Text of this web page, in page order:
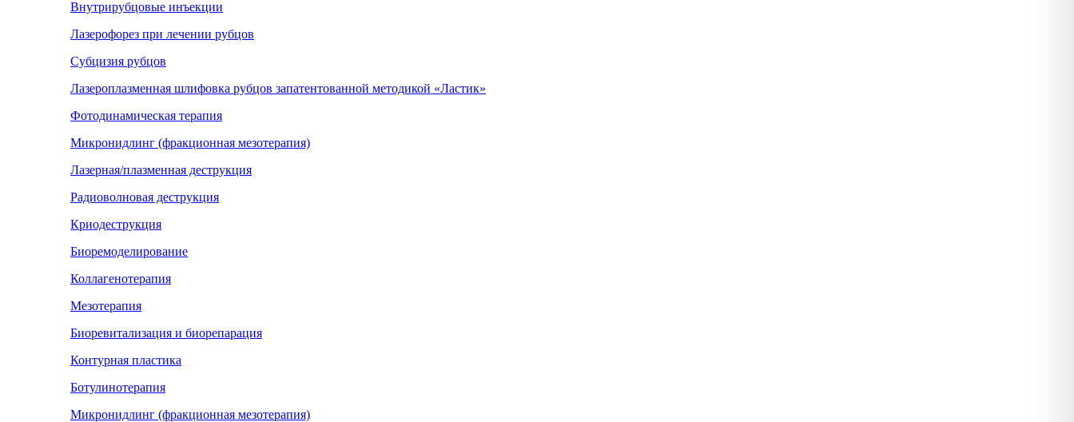
Внутрирубцовые инъекции
Лазерофорез при лечении рубцов
Субцизия рубцов
Лазероплазменная шлифовка рубцов запатентованной методикой «Ластик»
Фотодинамическая терапия
Микронидлинг (фракционная мезотерапия)
Лазерная/плазменная деструкция
Радиоволновая деструкция
Криодеструкция
Биоремоделирование
Коллагенотерапия
Мезотерапия
Биоревитализация и биорепарация
Контурная пластика
Ботулинотерапия
Микронидлинг (фракционная мезотерапия)